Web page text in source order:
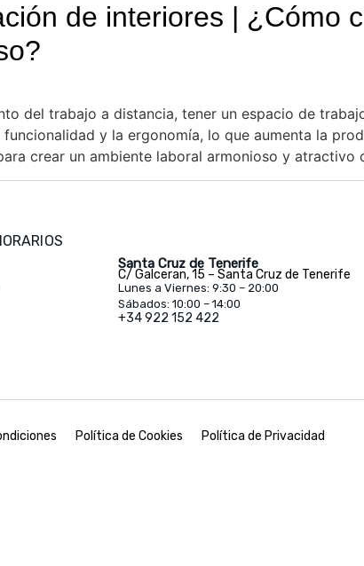
de interiores | ¿Cómo
del trabajo a distancia, tener un espacio de
y la ergonomía, lo que aumenta la
crear un ambiente laboral armonioso y
Santa Cruz de Tenerife
C/ Galceran, 15 – Santa Cruz de Tenerife
Lunes a Viernes: 9:30 – 20:00
Sábados: 10:00 – 14:00
+34 922 152 422
Política de Cookies Política de Privacidad